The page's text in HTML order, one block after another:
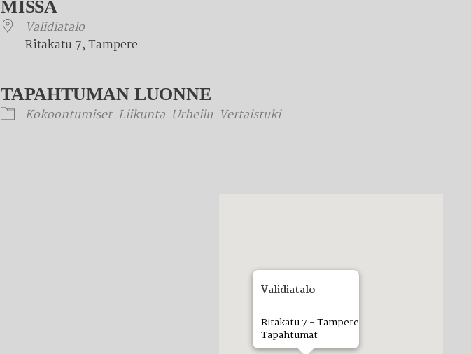
MISSÄ
Validiatalo
Ritakatu 7, Tampere
TAPAHTUMAN LUONNE
Kokoontumiset Liikunta Urheilu Vertaistuki
Validiatalo
Ritakatu 7 - Tampere
Tapahtumat